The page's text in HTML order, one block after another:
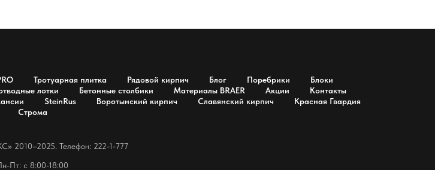
Тротуарная плитка Рядовой кирпич Блог Поребрики
Блоки
лотки Бетонные столбики Материалы BRAER Акции
Контакты
SteinRus Воротынский кирпич Славянский кирпич
Красная Гвардия
Строма
2010–2025. Телефон: 222-1-777
Пт: с 8:00-18:00